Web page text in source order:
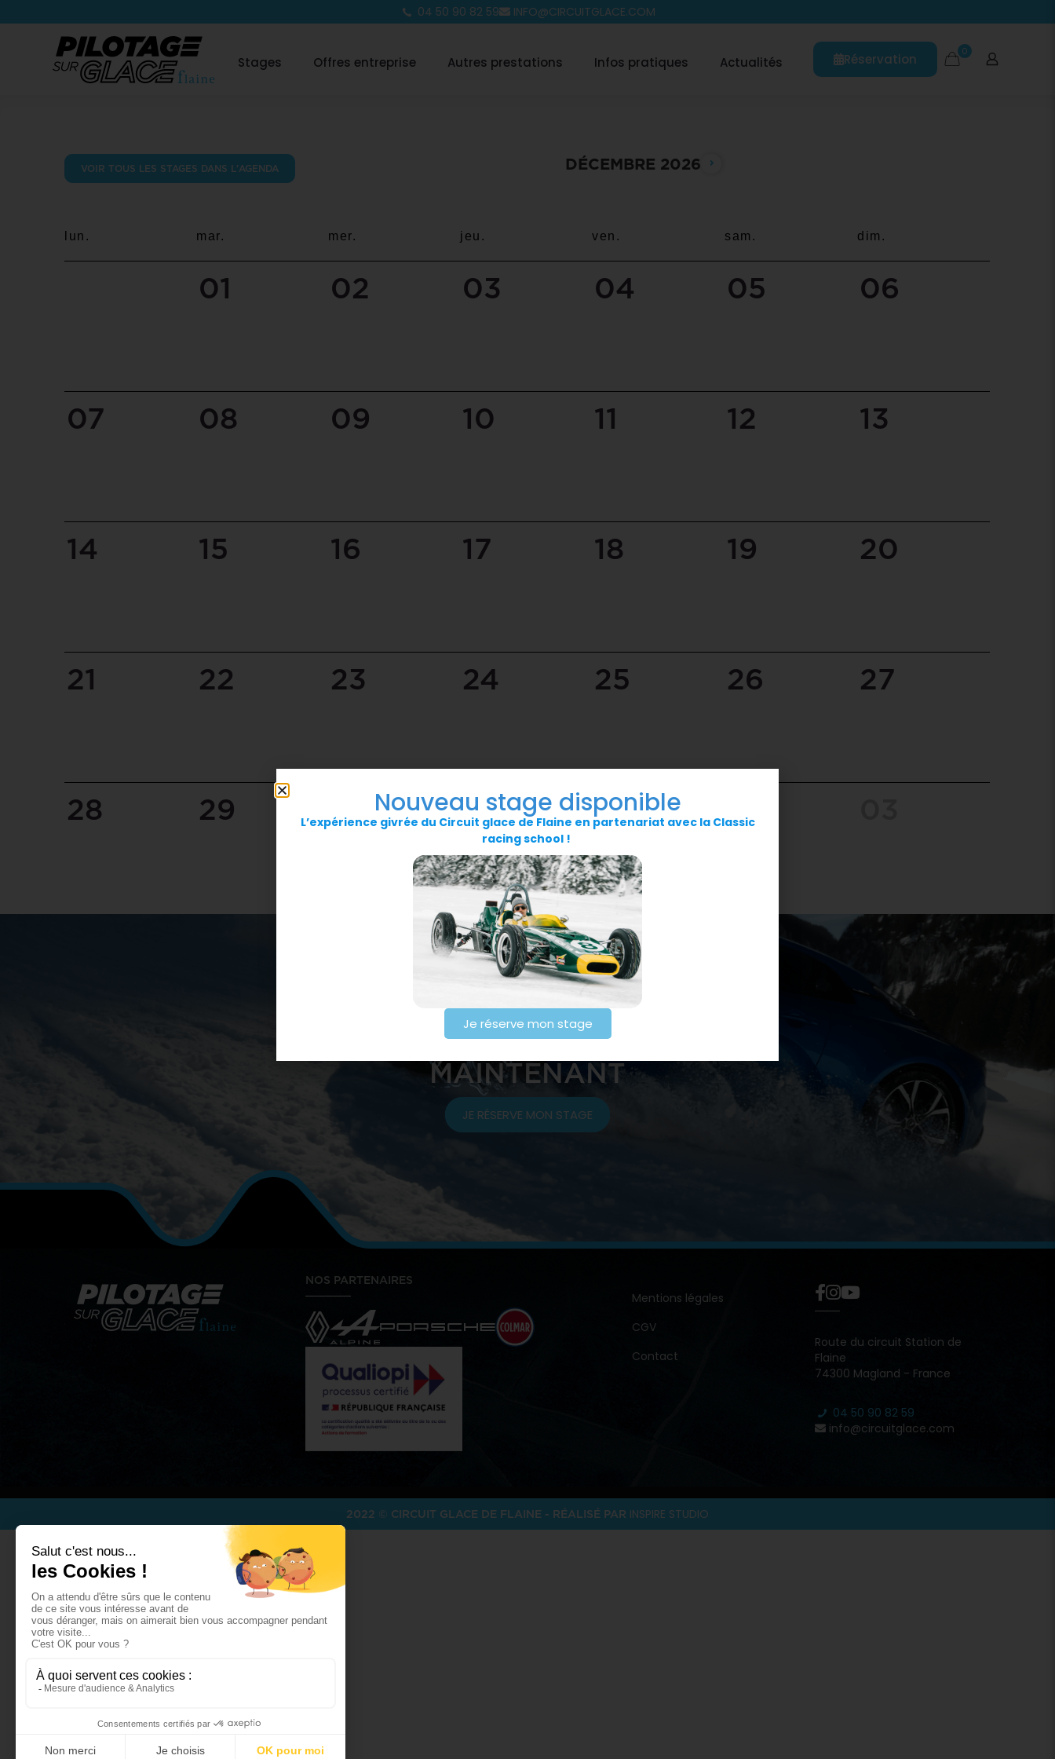
04 50 90 82 59 INFO@CIRCUITGLACE.COM
Stages Offres entreprise Autres prestations Infos pratiques Actualités Réservation 0
VOIR TOUS LES STAGES DANS L'AGENDA DÉCEMBRE 2026
lun. mar. mer. jeu. ven. sam. dim.
01 02 03 04 05 06
07 08 09 10 11 12 13
14 15 16 17 18 19 20
21 22 23 24 25 26 27
28 29 30 31 01 02
RÉSERVER VOTRE STAGE
MAINTENANT
JE RÉSERVE MON STAGE
NOS PARTENAIRES
Mentions légales
CGV
Contact
Route du circuit Station de
Flaine
74300 Magland - France
04 50 90 82 59
info@circuitglace.com
2022 © CIRCUIT GLACE DE FLAINE - RÉALISÉ PAR INSPIRE STUDIO
Nouveau stage disponible
L’expérience givrée du Circuit glace de Flaine en partenariat avec la Classic
racing school !
Je réserve mon stage